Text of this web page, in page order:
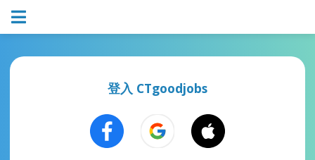
登入 CTgoodjobs